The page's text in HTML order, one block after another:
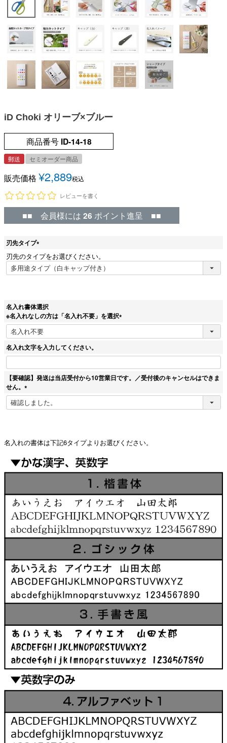
iD Choki オリーブ×ブルー
商品番号 ID-14-18
郵送 セミオーダー商品
販売価格 ¥2,889税込
レビューを書く
■■ 会員様には 26 ポイント進呈 ■■
刃先タイプ
(
必
須
刃先のタイプをお選びください。
名入れ書体選択
※名入れなしの方は「名入れ不要」を選択
(
必
)
名入れ文字を入力してください。
【要確認】発送は当店受付から10営業日です。／受付後のキャンセルはできま
せん。
(
必
名入れの書体は下記6タイプよりお選びください。